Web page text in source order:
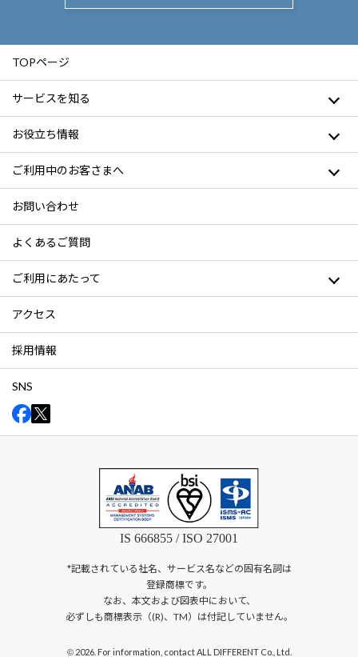
TOPページ
サービスを知る
お役立ち情報
ご利用中のお客さまへ
お問い合わせ
よくあるご質問
ご利用にあたって
アクセス
採用情報
SNS
IS 666855 / ISO 27001
*記載されている社名、サービス名などの固有名詞は
登録商標です。
なお、本文および図表中において、
必ずしも商標表示（(R)、TM）は付記していません。
©2026. For information, contact ALL DIFFERENT Co., Ltd.